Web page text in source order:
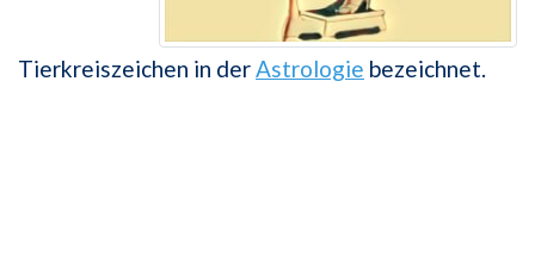
Tierkreiszeichen in derAstrologie bezeichnet.